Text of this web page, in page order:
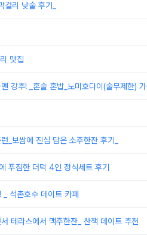
리 낮술 후기_
맛집
강추! _혼술 혼밥_노미호다이(술무제한)
_보쌈에 진심 담은 소주한잔 후기_
푸짐한 더덕 4인 정식세트 후기
석촌호수 데이트 카페
테라스에서 맥주한잔_ 산책 데이트 추천